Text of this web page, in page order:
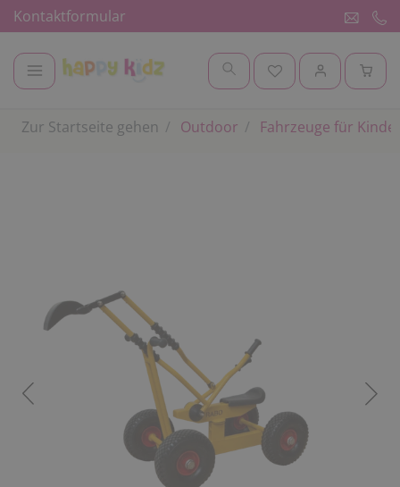
Kontaktformular
Zur Startseite gehen Outdoor Fahrzeuge für